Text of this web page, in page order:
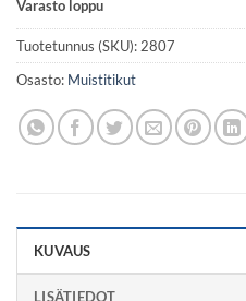
Varasto loppu
Tuotetunnus (SKU): 2807
Osasto: Muistitikut
KUVAUS
LISÄTIEDOT